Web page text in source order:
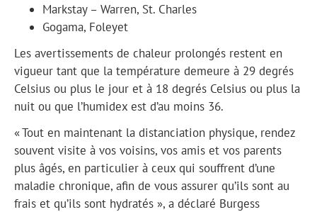
Markstay – Warren, St. Charles
Gogama, Foleyet
Les avertissements de chaleur prolongés restent en
vigueur tant que la température demeure à 29 degrés
Celsius ou plus le jour et à 18 degrés Celsius ou plus la
nuit ou que l’humidex est d’au moins 36.
« Tout en maintenant la distanciation physique, rendez
souvent visite à vos voisins, vos amis et vos parents
plus âgés, en particulier à ceux qui souffrent d’une
maladie chronique, afin de vous assurer qu’ils sont au
frais et qu’ils sont hydratés », a déclaré Burgess